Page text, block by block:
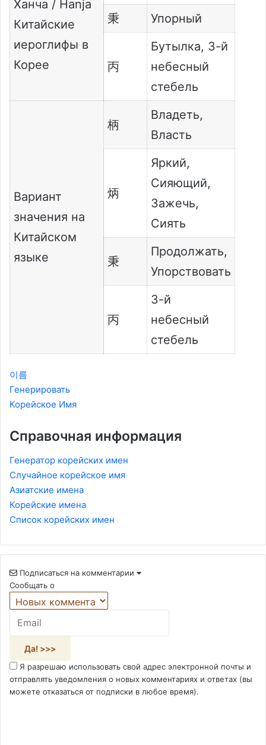
Ханча / Hanja
Китайские
иероглифы в
Корее
秉
Упорный
丙
Бутылка, 3-й
небесный
стебель
Вариант
значения на
Китайском
языке
柄
Владеть,
Власть
炳
Яркий,
Сияющий,
Зажечь,
Сиять
秉
Продолжать,
Упорствовать
丙
3-й
небесный
стебель
이름
Генерировать
Корейское Имя
Справочная информация
Генератор корейских имен
Случайное корейское имя
Азиатские имена
Корейские имена
Список корейских имен
Подписаться на комментарии
Сообщать о
Я разрешаю использовать свой адрес электронной почты и
отправлять уведомления о новых комментариях и ответах (вы
можете отказаться от подписки в любое время).